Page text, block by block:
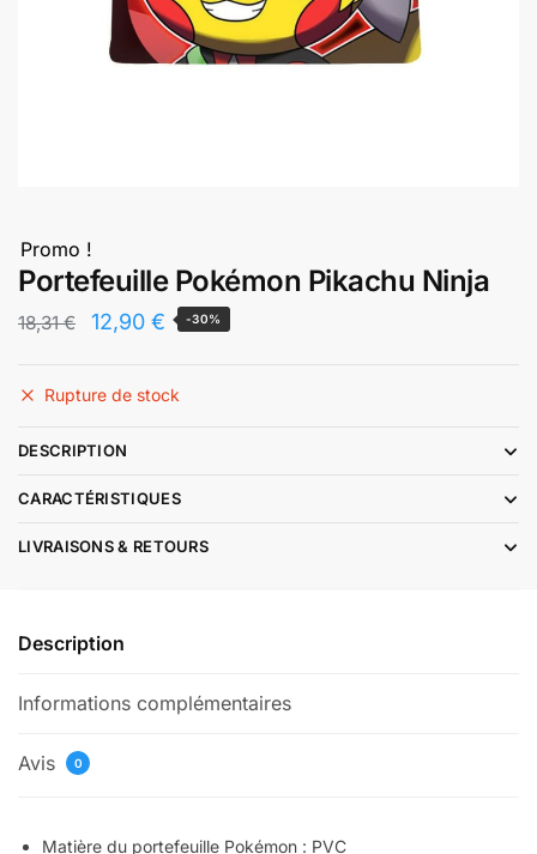
Promo !
Portefeuille Pokémon Pikachu Ninja
18,31€
Le
initial
18,31 €.
12,90 € Le
actuel
-30%
Rupture de stock
DESCRIPTION
CARACTÉRISTIQUES
LIVRAISONS & RETOURS
Description
Informations complémentaires
Avis 0
Matière du portefeuille Pokémon : PVC